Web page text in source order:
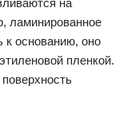
на
ламинированное
к основанию, оно
пленкой.